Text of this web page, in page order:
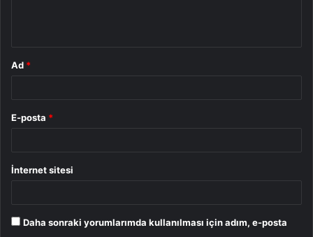
Ad *
E-posta *
İnternet sitesi
Daha sonraki yorumlarımda kullanılması için adım, e-posta